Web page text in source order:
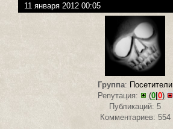
11 января 2012 00:05
Группа: Посетители
Репутация:
(0| 0)
Публикаций: 5
Комментариев: 554